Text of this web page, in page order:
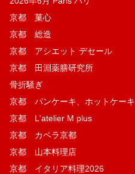
京都 菓​心
京都 総造
京都 アシエット デセール
京都 田淵薬膳研究所
骨折騒ぎ
京都 パンケーキ、ホットケーキ
京都 L'atelier M plus
京都 カペラ京都
京都 山本料理店
京都 イタリア料理2026